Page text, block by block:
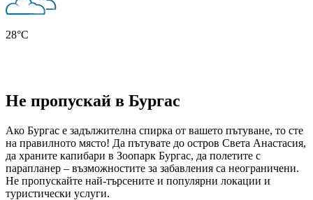
28°C
Не пропускай в Бургас
Ако Бургас е задължителна спирка от вашето пътуване, то сте
на правилното място! Да пътувате до остров Света Анастасия,
да храните капибари в Зоопарк Бургас, да полетите с
парапланер – възможностите за забавления са неограничени.
Не пропускайте най-търсените и популярни локации и
туристически услуги.